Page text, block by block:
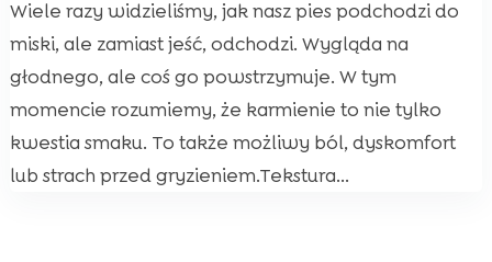
Wiele razy widzieliśmy, jak nasz pies podchodzi do
miski, ale zamiast jeść, odchodzi. Wygląda na
głodnego, ale coś go powstrzymuje. W tym
momencie rozumiemy, że karmienie to nie tylko
kwestia smaku. To także możliwy ból, dyskomfort
lub strach przed gryzieniem.Tekstura...